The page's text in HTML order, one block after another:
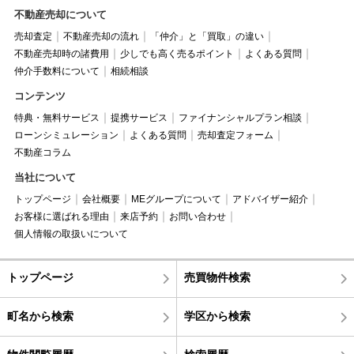
不動産売却について
売却査定 不動産売却の流れ
「仲介」と「買取」の違い
不動産売却時の諸費用
少しでも高く売るポイント
よくある質問
仲介手数料について
相続相談
コンテンツ
特典・無料サービス 提携サービス
ファイナンシャルプラン相談
ローンシミュレーション
よくある質問
売却査定フォーム
不動産コラム
当社について
トップページ 会社概要 MEグループについて
アドバイザー紹介
お客様に選ばれる理由
来店予約
お問い合わせ
個人情報の取扱いについて
トップページ 売買物件検索
町名から検索 学区から検索